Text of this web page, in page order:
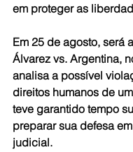
em proteger as
Em 25 de agosto, será
Álvarez vs. Argentina,
analisa a possível
direitos humanos de
teve garantido tempo
preparar sua defesa
judicial.